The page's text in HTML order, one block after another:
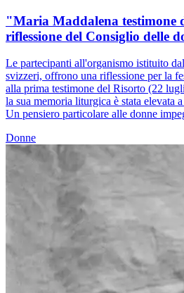
"Maria Maddalena testimone
riflessione del Consiglio delle
Le partecipanti all'organismo istituito
svizzeri, offrono una riflessione per la
alla prima testimone del Risorto (22
la sua memoria liturgica è stata elevata
Un pensiero particolare alle donne
Donne